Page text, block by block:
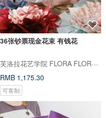
36张钞票现金花束 有钱花
芙洛拉花艺学院 FLORA FLORAL ACADEMY
RMB 1,175.30
可客制